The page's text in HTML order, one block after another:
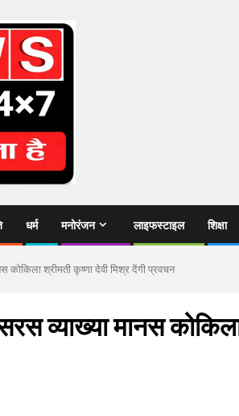
धर्म मनोरंजन लाइफस्टाइल शिक्षा
कोकिला श्रीमती कृष्णा देवी मिश्र देंगी प्रवचन
व्याख्या मानस